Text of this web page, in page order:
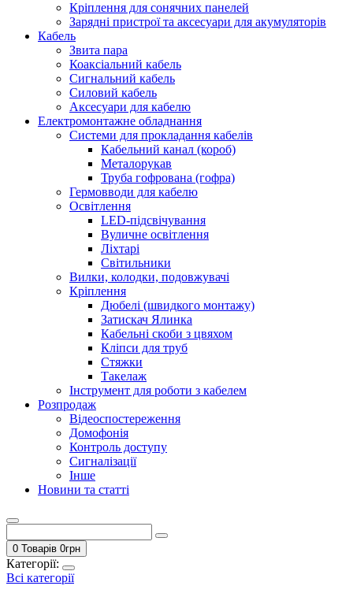
Кріплення для сонячних панелей
Зарядні пристрої та аксесуари для акумуляторів
Кабель
Звита пара
Коаксіальний кабель
Сигнальний кабель
Силовий кабель
Аксесуари для кабелю
Електромонтажне обладнання
Системи для прокладання кабелів
Кабельний канал (короб)
Металорукав
Труба гофрована (гофра)
Гермовводи для кабелю
Освітлення
LED-підсвічування
Вуличне освітлення
Ліхтарі
Світильники
Вилки, колодки, подовжувачі
Кріплення
Дюбелі (швидкого монтажу)
Затискач Ялинка
Кабельні скоби з цвяхом
Кліпси для труб
Стяжки
Такелаж
Інструмент для роботи з кабелем
Розпродаж
Відеоспостереження
Домофонія
Контроль доступу
Сигналізації
Інше
Новини та статті
0 Товарів 0грн
Категорії:
Всі категорії